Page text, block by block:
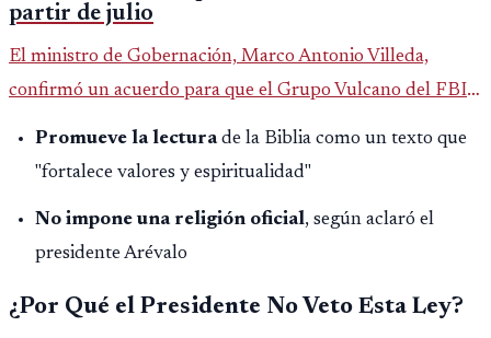
partir de julio
El ministro de Gobernación, Marco Antonio Villeda,
confirmó un acuerdo para que el Grupo Vulcano del FBI
opere en Guatemala a partir de julio, tras un intento
fallido con la administración anterior del Ministerio
Promueve la lecturade la Biblia como un texto que
"fortalece valores y espiritualidad"
No impone una religión oficial, según aclaró el
presidente Arévalo
¿Por Qué el Presidente No Veto Esta Ley?